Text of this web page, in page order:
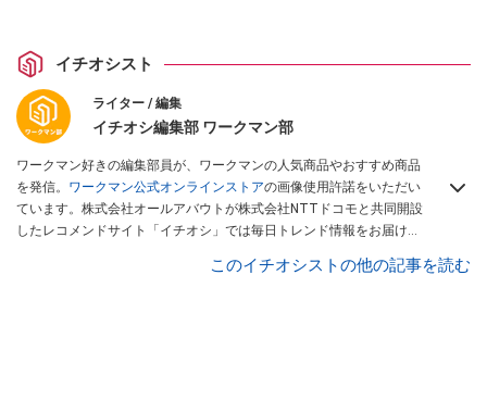
イチオシスト
ライター / 編集
イチオシ編集部 ワークマン部
ワークマン好きの編集部員が、ワークマンの人気商品やおすすめ商品
を発信。 ワークマン公式オンラインストアの画像使用許諾をいただい
ています。株式会社オールアバウトが株式会社NTTドコモと共同開設
したレコメンドサイト「イチオシ」では毎日トレンド情報をお届け。
このイチオシストの他の記事を読む